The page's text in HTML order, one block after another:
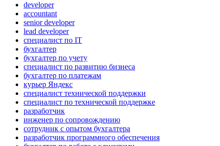
developer
accountant
senior developer
lead developer
специалист по IT
бухгалтер
бухгалтер по учету
специалист по развитию бизнеса
бухгалтер по платежам
курьер Яндекс
специалист технической поддержки
специалист по технической поддержке
разработчик
инженер по сопровождению
сотрудник с опытом бухгалтера
разработчик программного обеспечения